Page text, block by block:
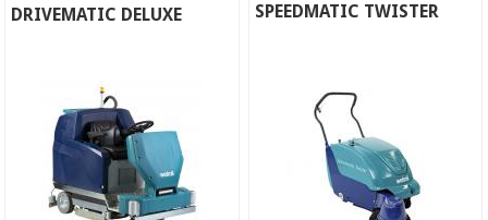
DRIVEMATIC DELUXE SPEEDMATIC TWISTER